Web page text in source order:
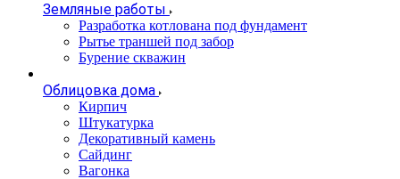
Земляные работы
Разработка котлована под фундамент
Рытье траншей под забор
Бурение скважин
Облицовка дома
Кирпич
Штукатурка
Декоративный камень
Сайдинг
Вагонка